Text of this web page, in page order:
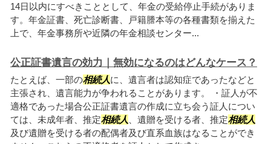
14日以内にすべきこととして、年金の受給停止手続がありま
す。年金証書、死亡診断書、戸籍謄本等の各種書類を揃えた
上で、年金事務所や近隣の年金相談センター...
公正証書遺言の効力｜無効になるのはどんなケース？
たとえば、一部の相続人に、遺言者は認知症であったなどと
主張され、遺言能力が争われることがあります。 ・証人が不
適格であった場合公正証書遺言の作成に立ち会う証人につい
ては、未成年者、推定相続人 、遺贈を受ける者、推定相続人
及び遺贈を受ける者の配偶者及び直系血族はなることができ